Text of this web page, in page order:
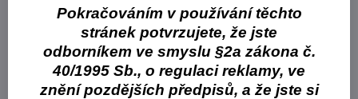
Varianta:DentoCrown 1 x 50 ml (76 g) kartuše A3
Skladové číslo:
DWNHD50-A3
Skladem
2341,29 Kč
bez DPH
Pokračováním v používání těchto
stránek potvrzujete, že jste
odborníkem ve smyslu §2a zákona č.
40/1995 Sb., o regulaci reklamy, ve
znění pozdějších předpisů, a že jste si